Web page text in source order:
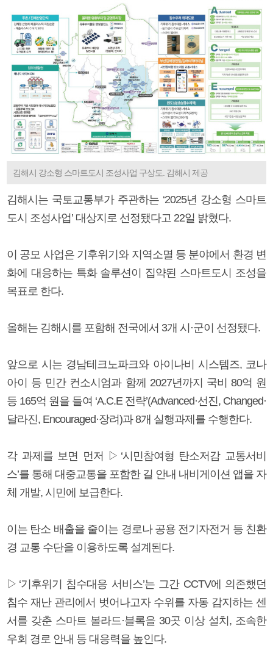
김해시 강소형 스마트도시 조성사업 구상도. 김해시 제공
김해시는 국토교통부가 주관하는 ‘2025년 강소형 스마트
도시 조성사업’ 대상지로 선정됐다고 22일 밝혔다.
이 공모 사업은 기후위기와 지역소멸 등 분야에서 환경 변
화에 대응하는 특화 솔루션이 집약된 스마트도시 조성을
목표로 한다.
올해는 김해시를 포함해 전국에서 3개 시·군이 선정됐다.
앞으로 시는 경남테크노파크와 아이나비 시스템즈, 코나
아이 등 민간 컨소시엄과 함께 2027년까지 국비 80억 원
등 165억 원을 들여 ‘A.C.E 전략’(Advanced·선진, Changed·
달라진, Encouraged·장려)과 8개 실행과제를 수행한다.
각 과제를 보면 먼저 ▷‘시민참여형 탄소저감 교통서비
스’를 통해 대중교통을 포함한 길 안내 내비게이션 앱을 자
체 개발, 시민에 보급한다.
이는 탄소 배출을 줄이는 경로나 공용 전기자전거 등 친환
경 교통 수단을 이용하도록 설계된다.
▷‘기후위기 침수대응 서비스’는 그간 CCTV에 의존했던
침수 재난 관리에서 벗어나고자 수위를 자동 감지하는 센
서를 갖춘 스마트 볼라드·블록을 30곳 이상 설치, 조속한
우회 경로 안내 등 대응력을 높인다.